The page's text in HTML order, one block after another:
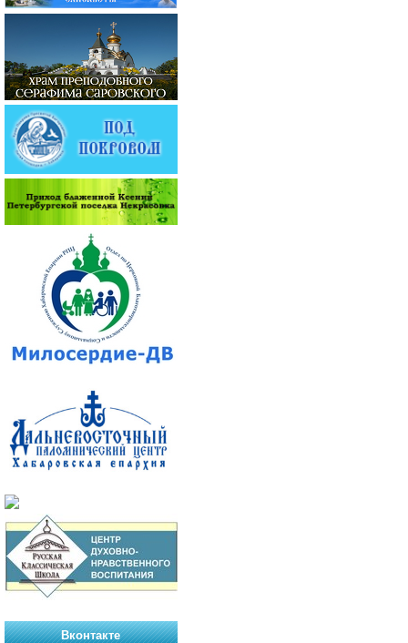
Вконтакте